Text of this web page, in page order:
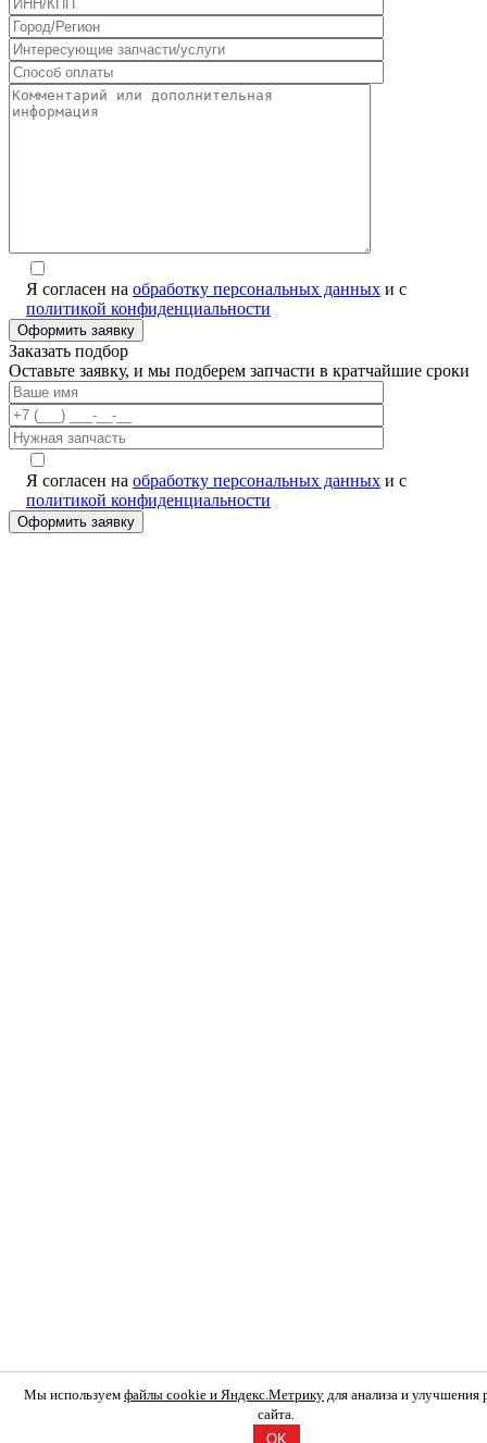
Я согласен на обработку персональных данных и с
политикой конфиденциальности
Заказать подбор
Оставьте заявку, и мы подберем запчасти в кратчайшие сроки
Я согласен на обработку персональных данных и с
политикой конфиденциальности
Мы используем файлы cookie и Яндекс.Метрику для анализа и улучшения
сайта.
OK